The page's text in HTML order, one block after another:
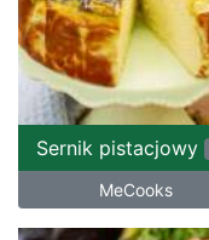
Sernik pistacjowy
MeCooks